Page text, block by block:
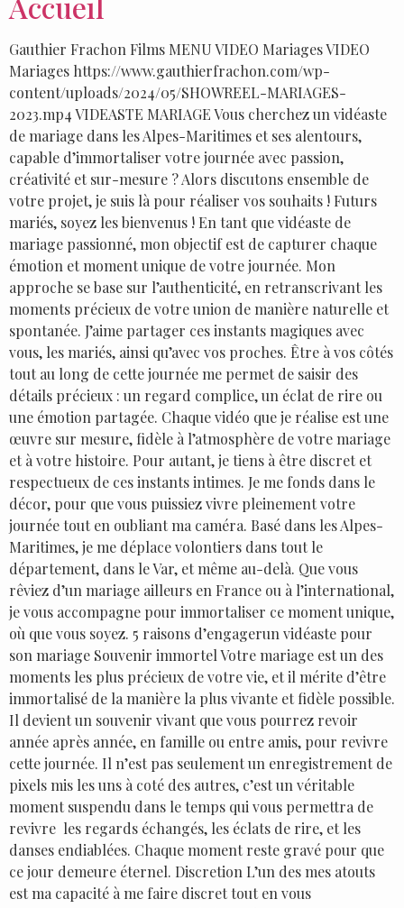
Gauthier Frachon Films MENU VIDEO Mariages VIDEO
Mariages https://www.gauthierfrachon.com/wp-
content/uploads/2024/05/SHOWREEL-MARIAGES-
2023.mp4 VIDEASTE MARIAGE Vous cherchez un vidéaste
de mariage dans les Alpes-Maritimes et ses alentours,
capable d’immortaliser votre journée avec passion,
créativité et sur-mesure ? Alors discutons ensemble de
votre projet, je suis là pour réaliser vos souhaits ! Futurs
mariés, soyez les bienvenus ! En tant que vidéaste de
mariage passionné, mon objectif est de capturer chaque
émotion et moment unique de votre journée. Mon
approche se base sur l’authenticité, en retranscrivant les
moments précieux de votre union de manière naturelle et
spontanée. J’aime partager ces instants magiques avec
vous, les mariés, ainsi qu’avec vos proches. Être à vos côtés
tout au long de cette journée me permet de saisir des
détails précieux : un regard complice, un éclat de rire ou
une émotion partagée. Chaque vidéo que je réalise est une
œuvre sur mesure, fidèle à l’atmosphère de votre mariage
et à votre histoire. Pour autant, je tiens à être discret et
respectueux de ces instants intimes. Je me fonds dans le
décor, pour que vous puissiez vivre pleinement votre
journée tout en oubliant ma caméra. Basé dans les Alpes-
Maritimes, je me déplace volontiers dans tout le
département, dans le Var, et même au-delà. Que vous
rêviez d’un mariage ailleurs en France ou à l’international,
je vous accompagne pour immortaliser ce moment unique,
où que vous soyez. 5 raisons d’engagerun vidéaste pour
son mariage Souvenir immortel Votre mariage est un des
moments les plus précieux de votre vie, et il mérite d’être
immortalisé de la manière la plus vivante et fidèle possible.
Il devient un souvenir vivant que vous pourrez revoir
année après année, en famille ou entre amis, pour revivre
cette journée. Il n’est pas seulement un enregistrement de
pixels mis les uns à coté des autres, c’est un véritable
moment suspendu dans le temps qui vous permettra de
revivre les regards échangés, les éclats de rire, et les
danses endiablées. Chaque moment reste gravé pour que
ce jour demeure éternel. Discretion L’un des mes atouts
est ma capacité à me faire discret tout en vous